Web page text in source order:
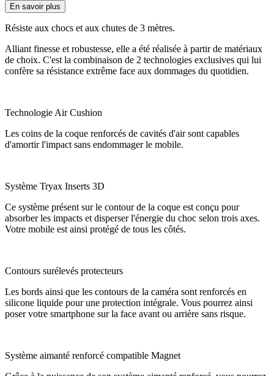
En savoir plus
Résiste aux chocs et aux chutes de 3 mètres.
Alliant finesse et robustesse, elle a été réalisée à partir de matériaux
de choix. C'est la combinaison de 2 technologies exclusives qui lui
confère sa résistance extrême face aux dommages du quotidien.
Technologie Air Cushion
Les coins de la coque renforcés de cavités d'air sont capables
d'amortir l'impact sans endommager le mobile.
Système Tryax Inserts 3D
Ce système présent sur le contour de la coque est conçu pour
absorber les impacts et disperser l'énergie du choc selon trois axes.
Votre mobile est ainsi protégé de tous les côtés.
Contours surélevés protecteurs
Les bords ainsi que les contours de la caméra sont renforcés en
silicone liquide pour une protection intégrale. Vous pourrez ainsi
poser votre smartphone sur la face avant ou arrière sans risque.
Système aimanté renforcé compatible Magnet